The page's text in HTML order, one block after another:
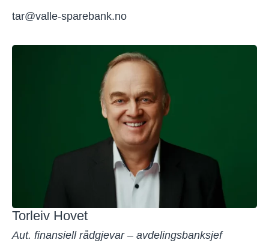
tar@valle-sparebank.no
Torleiv Hovet
Aut. finansiell rådgjevar – avdelingsbanksjef